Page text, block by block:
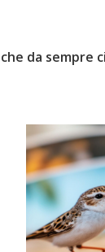
da sempre